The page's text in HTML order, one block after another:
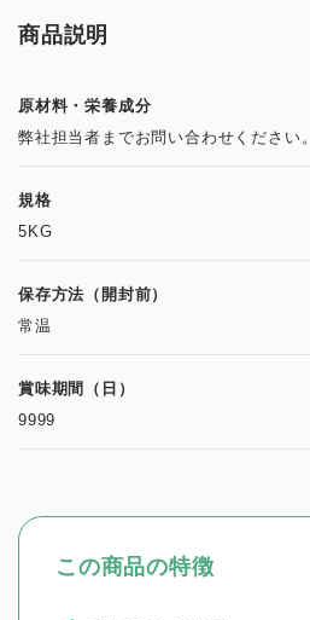
商品説明
原材料・栄養成分
弊社担当者までお問い合わせください。
規格
5KG
保存方法（開封前）
常温
賞味期間（日）
9999
この商品の特徴